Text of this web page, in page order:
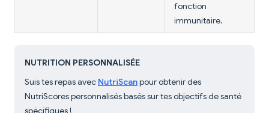
fonction
immunitaire.
NUTRITION PERSONNALISÉE
Suis tes repas avec NutriScanpour obtenir des
NutriScores personnalisés basés sur tes objectifs de santé
spécifiques !